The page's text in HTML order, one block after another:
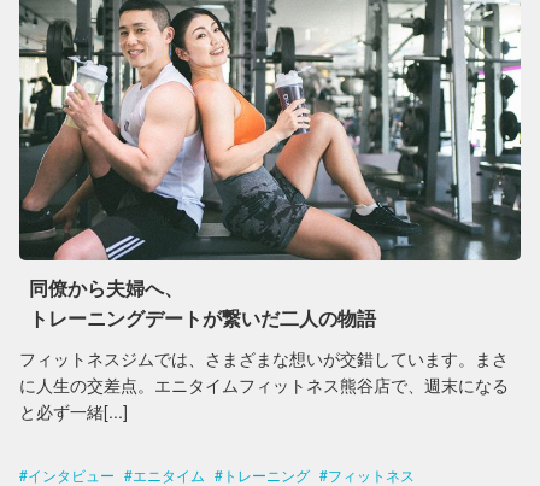
同僚から夫婦へ、
トレーニングデートが繋いだ二人の物語
フィットネスジムでは、さまざまな想いが交錯しています。まさ
に人生の交差点。エニタイムフィットネス熊谷店で、週末になる
と必ず一緒[...]
インタビュー エニタイム トレーニング
フィットネス